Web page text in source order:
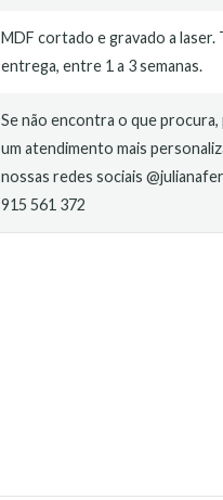
MDF cortado e gravado a
entrega, entre 1 a 3 semanas.
Se não encontra o que
um atendimento mais
nossas redes sociais
915 561 372